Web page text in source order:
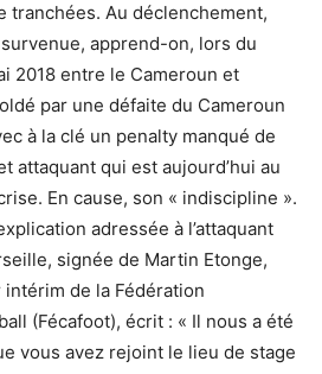
tranchées. Au déclenchement,
apprend-on, lors du
2018 entre le Cameroun et
par une défaite du Cameroun
à la clé un penalty manqué de
attaquant qui est aujourd’hui au
En cause, son « indiscipline ».
adressée à l’attaquant
signée de Martin Etonge,
de la Fédération
(Fécafoot), écrit : « Il nous a été
vous avez rejoint le lieu de stage